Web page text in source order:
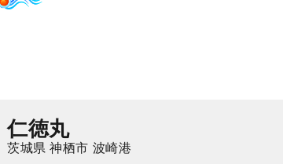
仁徳丸
茨城県 神栖市 波崎港